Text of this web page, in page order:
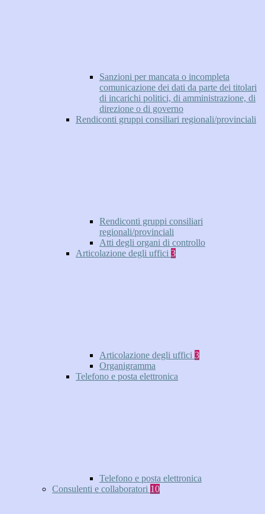
Sanzioni per mancata o incompleta
comunicazione dei dati da parte dei titolari
di incarichi politici, di amministrazione, di
direzione o di governo
Rendiconti gruppi consiliari regionali/provinciali
Rendiconti gruppi consiliari
regionali/provinciali
Atti degli organi di controllo
Articolazione degli uffici 3
Articolazione degli uffici 3
Organigramma
Telefono e posta elettronica
Telefono e posta elettronica
Consulenti e collaboratori 10